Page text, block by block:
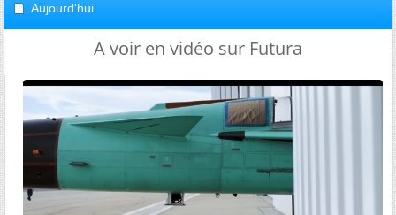
Aujourd'hui
A voir en vidéo sur Futura